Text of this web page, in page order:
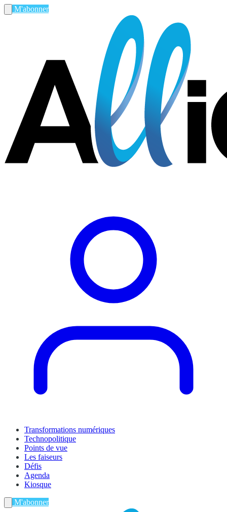
M'abonner
Transformations numériques
Technopolitique
Points de vue
Les faiseurs
Défis
Agenda
Kiosque
M'abonner